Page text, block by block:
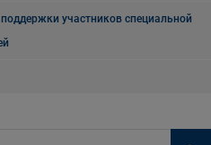
участников специальной